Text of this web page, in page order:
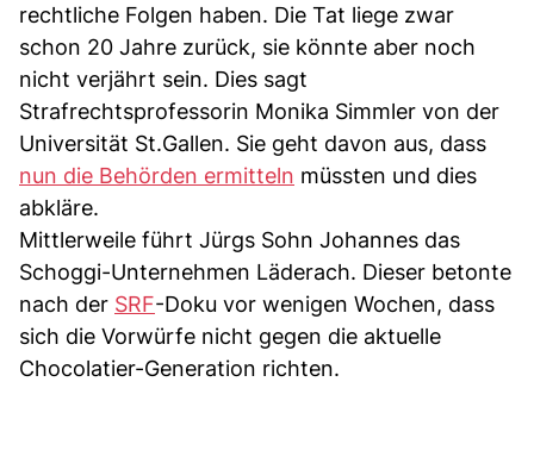
rechtliche Folgen haben. Die Tat liege zwar
schon 20 Jahre zurück, sie könnte aber noch
nicht verjährt sein. Dies sagt
Strafrechtsprofessorin Monika Simmler von der
Universität St.Gallen. Sie geht davon aus, dass
nun die Behörden ermitteln müssten und dies
abkläre.
Mittlerweile führt Jürgs Sohn Johannes das
Schoggi-Unternehmen Läderach. Dieser betonte
nach der SRF-Doku vor wenigen Wochen, dass
sich die Vorwürfe nicht gegen die aktuelle
Chocolatier-Generation richten.